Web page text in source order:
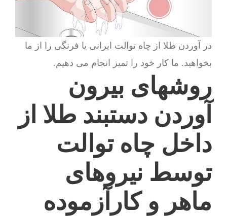
در آوردن طلا از چاه توالت ایرانی یا فرنگی را از ما
بخواهید. ما کار خود را تمیز انجام می دهیم.
روشهای بیرون
آوردن دستبند طلا از
داخل چاه توالت
توسط نیروهای
ماهر و کارآزموده